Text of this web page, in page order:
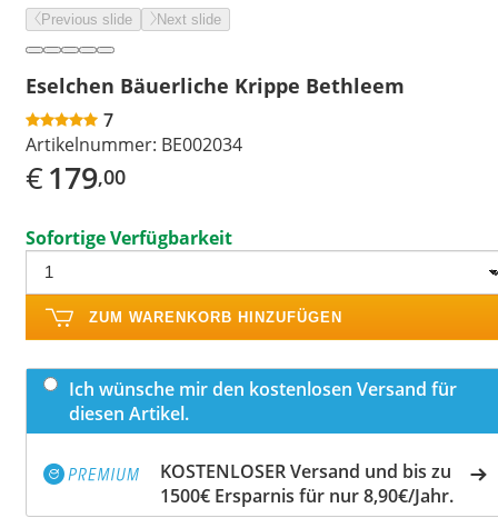
Previous slide Next slide
Eselchen Bäuerliche Krippe Bethleem
7
Artikelnummer: BE002034
€179,00
Sofortige Verfügbarkeit
ZUM WARENKORB HINZUFÜGEN
Ich wünsche mir den kostenlosen Versand für
diesen Artikel.
KOSTENLOSER Versand und bis zu
1500€ Ersparnis für nur 8,90€/Jahr.